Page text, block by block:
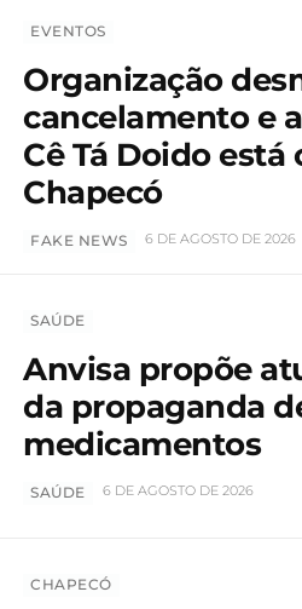
EVENTOS
Organização
cancelamento e
Cê Tá Doido
Chapecó
FAKE NEWS 6 DE AGOSTO DE 2026
SAÚDE
Anvisa propõe
da propaganda
medicamentos
SAÚDE 6 DE AGOSTO DE 2026
CHAPECÓ